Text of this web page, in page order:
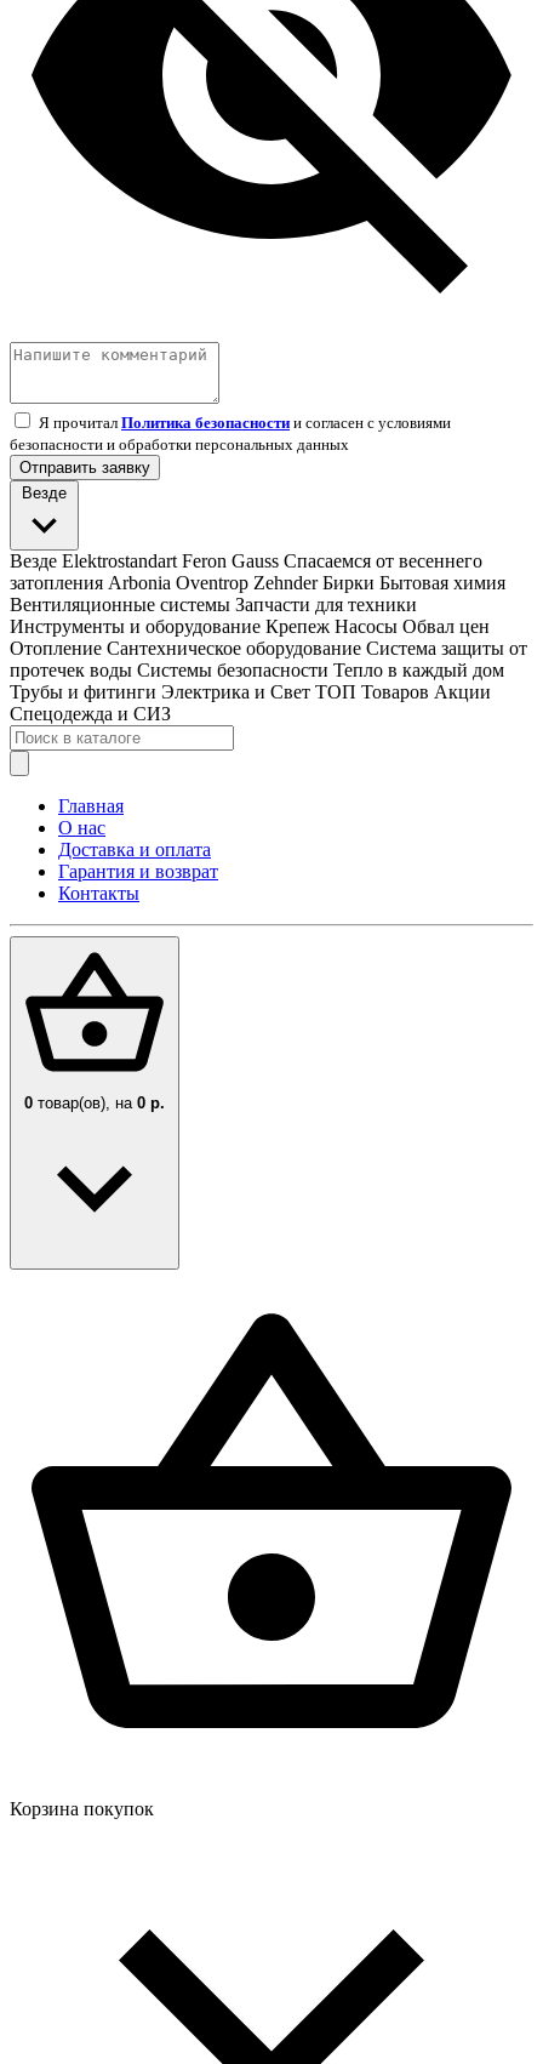
Я прочитал Политика безопасности и согласен с условиями
безопасности и обработки персональных данных
Отправить заявку
Везде
Везде Elektrostandart Feron Gauss Спасаемся от весеннего
затопления Arbonia Oventrop Zehnder Бирки Бытовая химия
Вентиляционные системы Запчасти для техники
Инструменты и оборудование Крепеж Насосы Обвал цен
Отопление Сантехническое оборудование Система защиты от
протечек воды Системы безопасности Тепло в каждый дом
Трубы и фитинги Электрика и Свет ТОП Товаров Акции
Спецодежда и СИЗ
Главная
О нас
Доставка и оплата
Гарантия и возврат
Контакты
0 товар(ов), на 0 р.
Корзина покупок